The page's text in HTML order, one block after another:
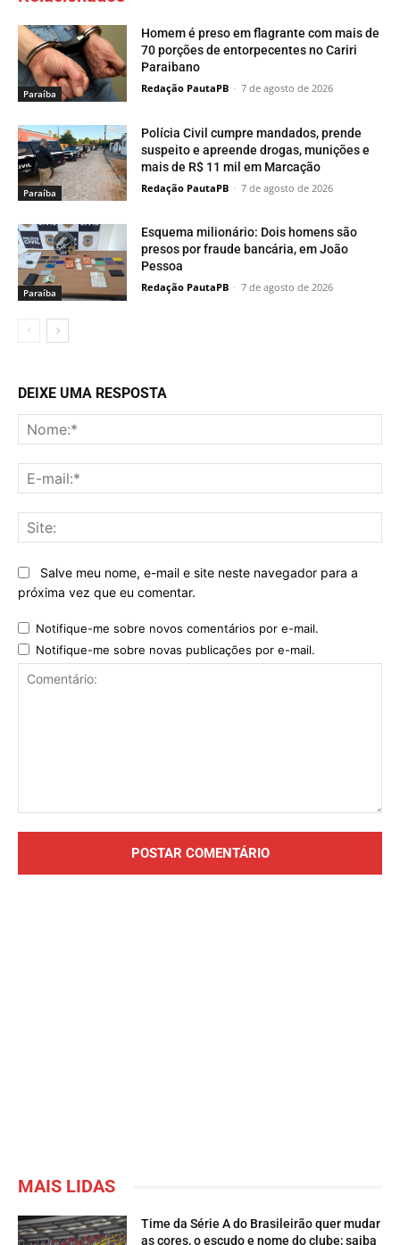
Paraí­ba
Homem é preso em flagrante com mais de
70 porções de entorpecentes no Cariri
Paraibano
Redação PautaPB - 7 de agosto de 2026
Paraí­ba
Polícia Civil cumpre mandados, prende
suspeito e apreende drogas, munições e
mais de R$ 11 mil em Marcação
Redação PautaPB - 7 de agosto de 2026
Paraí­ba
Esquema milionário: Dois homens são
presos por fraude bancária, em João
Pessoa
Redação PautaPB - 7 de agosto de 2026
DEIXE UMA RESPOSTA
Salve meu nome, e-mail e site neste navegador para a
próxima vez que eu comentar.
Notifique-me sobre novos comentários por e-mail.
Notifique-me sobre novas publicações por e-mail.
MAIS LIDAS
Time da Série A do Brasileirão quer mudar
as cores, o escudo e nome do clube; saiba